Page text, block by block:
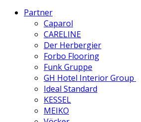
Partner
Caparol
CARELINE
Der Herbergier
Forbo Flooring
Funk Gruppe
GH Hotel Interior Group
Ideal Standard
KESSEL
MEIKO